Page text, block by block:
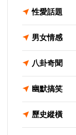
性愛話題
男女情感
八卦奇聞
幽默搞笑
歷史縱橫